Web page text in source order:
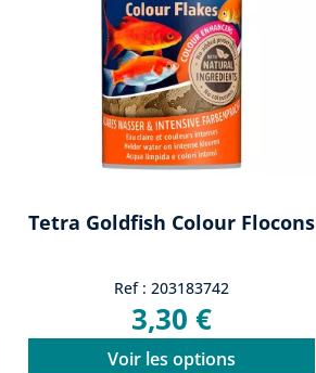
Tetra Goldfish Colour Flocons
Ref : 203183742
3,30 €
Voir les options